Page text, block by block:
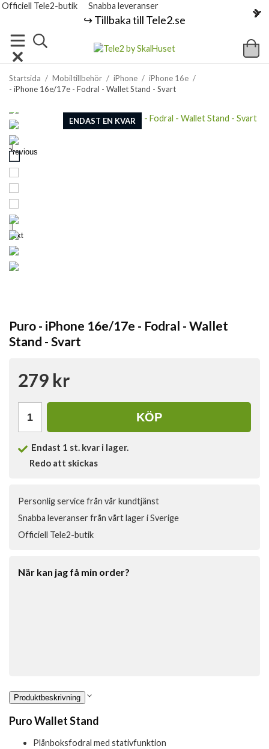
Officiell Tele2-butik Snabba leveranser
↪️ Tillbaka till Tele2.se
Startsida / Mobiltillbehör / iPhone / iPhone 16e /
- iPhone 16e/17e - Fodral - Wallet Stand - Svart
Previous
Next
ENDAST EN KVAR
Puro - iPhone 16e/17e - Fodral - Wallet
Stand - Svart
279 kr
KÖP
Endast 1 st. kvar i lager.
Redo att skickas
Personlig service från vår kundtjänst
Snabba leveranser från vårt lager i Sverige
Officiell Tele2-butik
När kan jag få min order?
Produktbeskrivning
Puro Wallet Stand
Plånboksfodral med stativfunktion